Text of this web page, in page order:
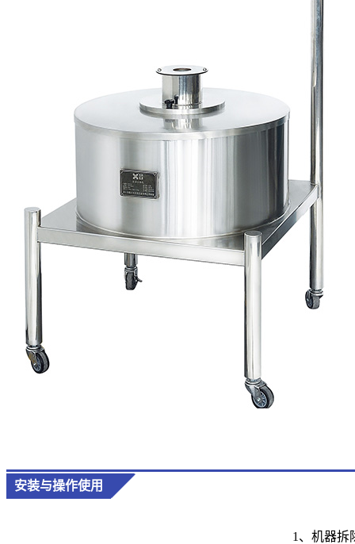
安装与操作使用
1、机器拆